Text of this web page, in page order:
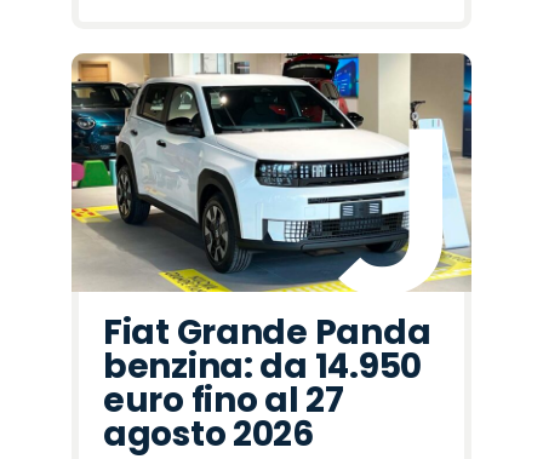
Fiat Grande Panda
benzina: da 14.950
euro fino al 27
agosto 2026